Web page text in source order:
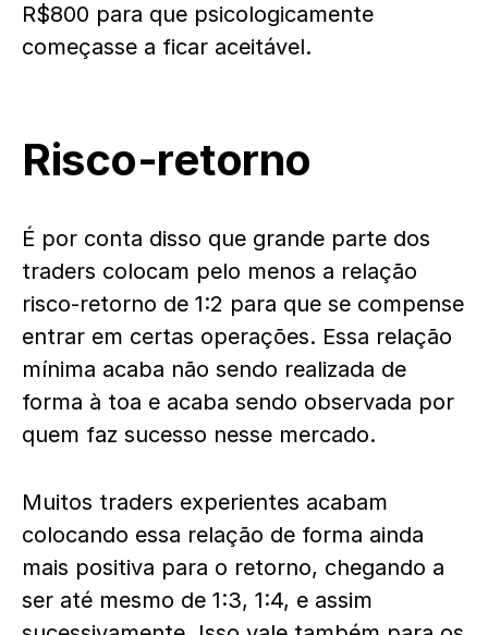
R$800 para que psicologicamente
começasse a ficar aceitável.
Risco-retorno
É por conta disso que grande parte dos
traders colocam pelo menos a relação
risco-retorno de 1:2 para que se compense
entrar em certas operações. Essa relação
mínima acaba não sendo realizada de
forma à toa e acaba sendo observada por
quem faz sucesso nesse mercado.
Muitos traders experientes acabam
colocando essa relação de forma ainda
mais positiva para o retorno, chegando a
ser até mesmo de 1:3, 1:4, e assim